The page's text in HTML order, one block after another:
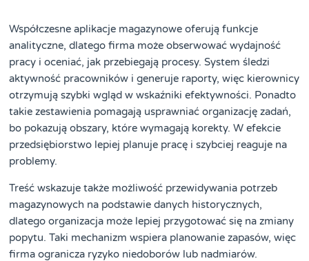
Współczesne aplikacje magazynowe oferują funkcje
analityczne, dlatego firma może obserwować wydajność
pracy i oceniać, jak przebiegają procesy. System śledzi
aktywność pracowników i generuje raporty, więc kierownicy
otrzymują szybki wgląd w wskaźniki efektywności. Ponadto
takie zestawienia pomagają usprawniać organizację zadań,
bo pokazują obszary, które wymagają korekty. W efekcie
przedsiębiorstwo lepiej planuje pracę i szybciej reaguje na
problemy.
Treść wskazuje także możliwość przewidywania potrzeb
magazynowych na podstawie danych historycznych,
dlatego organizacja może lepiej przygotować się na zmiany
popytu. Taki mechanizm wspiera planowanie zapasów, więc
firma ogranicza ryzyko niedoborów lub nadmiarów.